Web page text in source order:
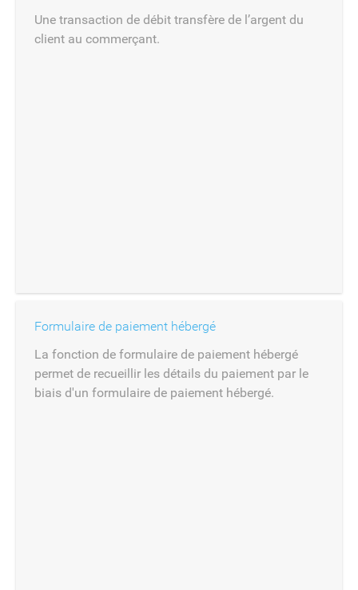
Une transaction de débit transfère de l’argent du
client au commerçant.
Formulaire de paiement hébergé
La fonction de formulaire de paiement hébergé
permet de recueillir les détails du paiement par le
biais d'un formulaire de paiement hébergé.